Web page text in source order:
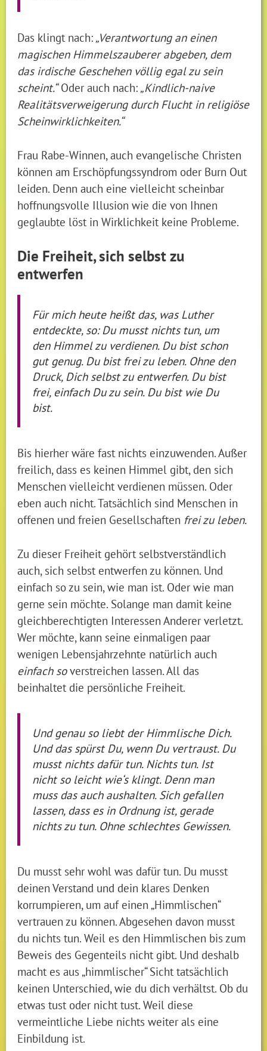
Das klingt nach: „Verantwortung an einen
magischen Himmelszauberer abgeben, dem
das irdische Geschehen völlig egal zu sein
scheint.“Oder auch nach: „Kindlich-naive
Realitätsverweigerung durch Flucht in religiöse
Scheinwirklichkeiten.“
Frau Rabe-Winnen, auch evangelische Christen
können am Erschöpfungssyndrom oder Burn Out
leiden. Denn auch eine vielleicht scheinbar
hoffnungsvolle Illusion wie die von Ihnen
geglaubte löst in Wirklichkeit keine Probleme.
Die Freiheit, sich selbst zu
entwerfen
Für mich heute heißt das, was Luther
entdeckte, so: Du musst nichts tun, um
den Himmel zu verdienen. Du bist schon
gut genug. Du bist frei zu leben. Ohne den
Druck, Dich selbst zu entwerfen. Du bist
frei, einfach Du zu sein. Du bist wie Du
bist.
Bis hierher wäre fast nichts einzuwenden. Außer
freilich, dass es keinen Himmel gibt, den sich
Menschen vielleicht verdienen müssen. Oder
eben auch nicht. Tatsächlich sind Menschen in
offenen und freien Gesellschaften frei zu leben.
Zu dieser Freiheit gehört selbstverständlich
auch, sich selbst entwerfen zu können. Und
einfach so zu sein, wie man ist. Oder wie man
gerne sein möchte. Solange man damit keine
gleichberechtigten Interessen Anderer verletzt.
Wer möchte, kann seine einmaligen paar
wenigen Lebensjahrzehnte natürlich auch
einfach soverstreichen lassen. All das
beinhaltet die persönliche Freiheit.
Und genau so liebt der Himmlische Dich.
Und das spürst Du, wenn Du vertraust. Du
musst nichts dafür tun. Nichts tun. Ist
nicht so leicht wie‘s klingt. Denn man
muss das auch aushalten. Sich gefallen
lassen, dass es in Ordnung ist, gerade
nichts zu tun. Ohne schlechtes Gewissen.
Du musst sehr wohl was dafür tun. Du musst
deinen Verstand und dein klares Denken
korrumpieren, um auf einen „Himmlischen“
vertrauen zu können. Abgesehen davon musst
du nichts tun. Weil es den Himmlischen bis zum
Beweis des Gegenteils nicht gibt. Und deshalb
macht es aus „himmlischer“ Sicht tatsächlich
keinen Unterschied, wie du dich verhältst. Ob du
etwas tust oder nicht tust. Weil diese
vermeintliche Liebe nichts weiter als eine
Einbildung ist.